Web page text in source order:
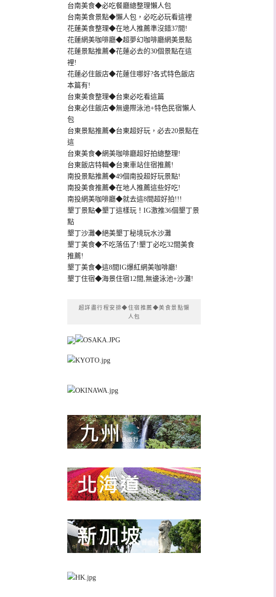
台南美食◆必吃餐廳總整理懶人包
台南美食景點◆懶人包，必吃必玩看這裡
花蓮美食整理◆在地人推薦準沒錯37間!
花蓮網美咖啡廳◆超夢幻咖啡廳網美景點
花蓮景點推薦◆花蓮必去的30個景點在這
裡!
花蓮必住飯店◆花蓮住哪好?各式特色飯店
本篇有!
台東美食整理◆台東必吃看這篇
台東必住飯店◆無邊際泳池+特色民宿懶人
包
台東景點推薦◆台東超好玩，必去20景點在
這
台東美食◆網美咖啡廳超好拍總整理!
台東飯店特輯◆台東車站住宿推薦!
南投景點推薦◆49個南投超好玩景點!
南投美食推薦◆在地人推薦這些好吃!
南投網美咖啡廳◆就去這8間超好拍!!!
墾丁景點◆墾丁這樣玩！IG激推36個墾丁景
點
墾丁沙灘◆絕美墾丁秘境玩水沙灘
墾丁美食◆不吃落伍了!墾丁必吃32間美食
推薦!
墾丁美食◆這8間IG爆紅網美咖啡廳!
墾丁住宿◆海景住宿12間,無邊泳池+沙灘!
超詳盡行程安排◆住宿推薦◆美食景點懶
人包